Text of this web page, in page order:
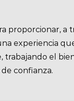
proporcionar, a
experiencia
trabajando el
confianza.